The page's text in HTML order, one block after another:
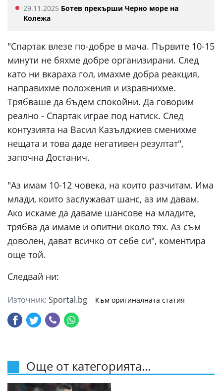
29.11.2025 Ботев прекърши Черно море на
Колежа
"Спартак влезе по-добре в мача. Първите 10-15
минути не бяхме добре организирани. След
като ни вкараха гол, имахме добра реакция,
направихме положения и изравнихме.
Трябваше да бъдем спокойни. Да говорим
реално - Спартак играе под натиск. След
контузията на Васил Казълджиев сменихме
нещата и това даде негативен резултат",
започна Достанич.
"Аз имам 10-12 човека, на които разчитам. Има
млади, които заслужават шанс, аз им давам.
Ако искаме да даваме шансове на младите,
трябва да имаме и опитни около тях. Аз съм
доволен, дават всичко от себе си", коментира
още той.
Следвай ни:
Източник: Sportal.bg Към оригиналната статия
Още от категорията...